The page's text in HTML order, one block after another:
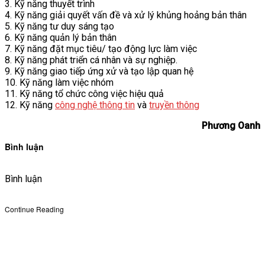
3. Kỹ năng thuyết trình
4. Kỹ năng giải quyết vấn đề và xử lý khủng hoảng bản thân
5. Kỹ năng tư duy sáng tạo
6. Kỹ năng quản lý bản thân
7. Kỹ năng đặt mục tiêu/ tạo động lực làm việc
8. Kỹ năng phát triển cá nhân và sự nghiệp.
9. Kỹ năng giao tiếp ứng xử và tạo lập quan hệ
10. Kỹ năng làm việc nhóm
11. Kỹ năng tổ chức công việc hiệu quả
12. Kỹ năng công nghệ thông tin và truyền thông
Phương Oanh
Bình luận
Bình luận
Continue Reading